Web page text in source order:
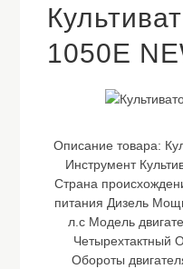
1050E
Описание товара:
Инструмент
Страна
питания Дизель
л.с Модель
Четырехтактный
Обороты